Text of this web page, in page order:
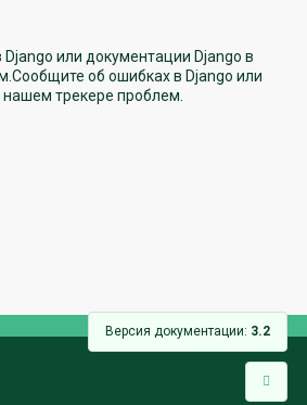
Версия документации: 3.2
или документации Django в
об ошибках в Django или
трекере проблем.